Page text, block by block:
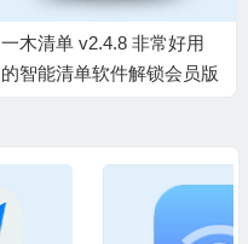
一木清单 v2.4.8 非常好用
的智能清单软件解锁会员版